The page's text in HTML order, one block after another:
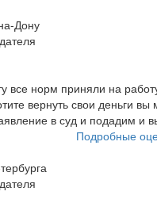
Дону
все норм приняли на
вернуть свои деньги
в суд и подадим и
Подробные